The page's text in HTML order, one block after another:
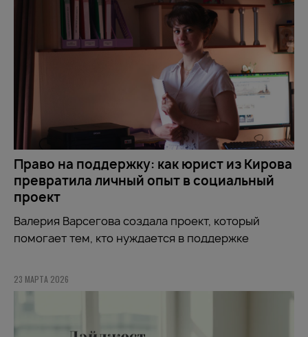
Право на поддержку: как юрист из Кирова
превратила личный опыт в социальный
проект
Валерия Варсегова создала проект, который
помогает тем, кто нуждается в поддержке
23 МАРТА 2026